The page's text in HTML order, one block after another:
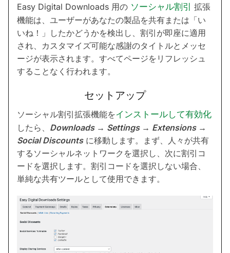
Easy Digital Downloads 用の ソーシャル割引
拡張
機能は、ユーザーがあなたの製品を共有または「い
いね！」したかどうかを検出し、割引が即座に適用
され、カスタマイズ可能な感謝のタイトルとメッセ
ージが表示されます。すべてページをリフレッシュ
することなく行われます。
セットアップ
ソーシャル割引拡張機能をインストールして有効化
したら、 Downloads → Settings → Extensions →
Social Discountsに移動します。まず、人々が共有
するソーシャルネットワークを選択し、次に割引コ
ードを選択します。割引コードを選択しない場合、
単純な共有ツールとして使用できます。